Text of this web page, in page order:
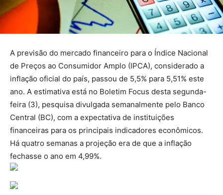
A previsão do mercado financeiro para o Índice Nacional
de Preços ao Consumidor Amplo (IPCA), considerado a
inflação oficial do país, passou de 5,5% para 5,51% este
ano. A estimativa está no Boletim Focus desta segunda-
feira (3), pesquisa divulgada semanalmente pelo Banco
Central (BC), com a expectativa de instituições
financeiras para os principais indicadores econômicos.
Há quatro semanas a projeção era de que a inflação
fechasse o ano em 4,99%.